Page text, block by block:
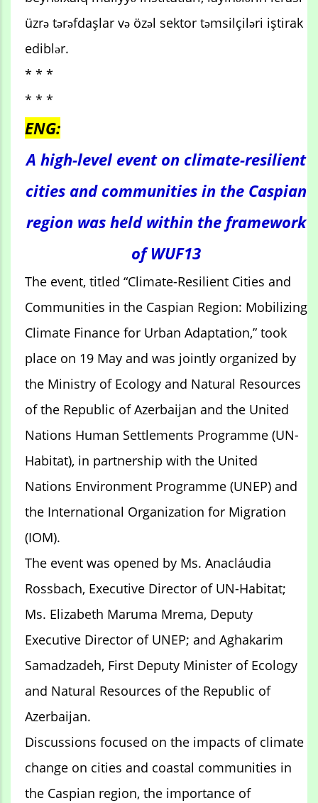
üzrə tərəfdaşlar və özəl sektor təmsilçiləri iştirak
ediblər.
* * *
* * *
ENG:
A high-level event on climate-resilient
cities and communities in the Caspian
region was held within the framework
of WUF13
The event, titled “Climate-Resilient Cities and
Communities in the Caspian Region: Mobilizing
Climate Finance for Urban Adaptation,” took
place on 19 May and was jointly organized by
the Ministry of Ecology and Natural Resources
of the Republic of Azerbaijan and the United
Nations Human Settlements Programme (UN-
Habitat), in partnership with the United
Nations Environment Programme (UNEP) and
the International Organization for Migration
(IOM).
The event was opened by Ms. Anacláudia
Rossbach, Executive Director of UN-Habitat;
Ms. Elizabeth Maruma Mrema, Deputy
Executive Director of UNEP; and Aghakarim
Samadzadeh, First Deputy Minister of Ecology
and Natural Resources of the Republic of
Azerbaijan.
Discussions focused on the impacts of climate
change on cities and coastal communities in
the Caspian region, the importance of